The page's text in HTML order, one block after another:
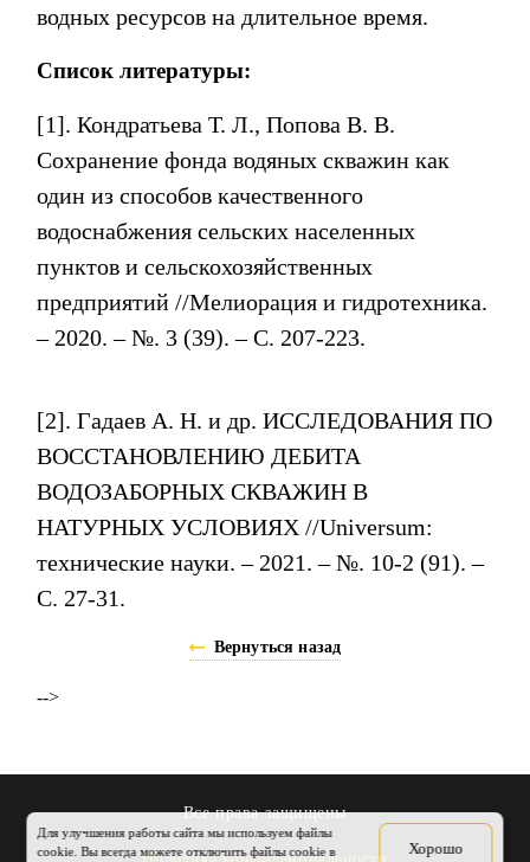
водных ресурсов на длительное время.
Список литературы:
[1]. Кондратьева Т. Л., Попова В. В.
Сохранение фонда водяных скважин как
один из способов качественного
водоснабжения сельских населенных
пунктов и сельскохозяйственных
предприятий //Мелиорация и гидротехника.
– 2020. – №. 3 (39). – С. 207-223.
[2]. Гадаев А. Н. и др. ИССЛЕДОВАНИЯ ПО
ВОССТАНОВЛЕНИЮ ДЕБИТА
ВОДОЗАБОРНЫХ СКВАЖИН В
НАТУРНЫХ УСЛОВИЯХ //Universum:
технические науки. – 2021. – №. 10-2 (91). –
С. 27-31.
Вернуться назад
-->
Все права защищены
Для улучшения работы сайта мы используем файлы
cookie. Вы всегда можете отключить файлы cookie в
Хорошо